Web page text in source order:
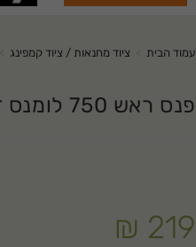
עמוד הבית ציוד מחנאות / ציוד קמפינג
פנס ראש 750 לומנס דגם EINSTEIN
₪ 219